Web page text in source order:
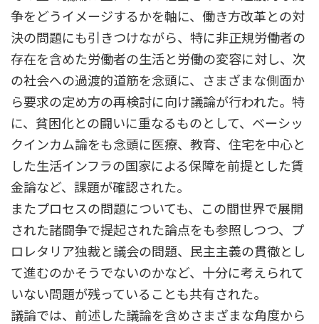
争をどうイメージするかを軸に、働き方改革との対
決の問題にも引きつけながら、特に非正規労働者の
存在を含めた労働者の生活と労働の変容に対し、次
の社会への過渡的道筋を念頭に、さまざまな側面か
ら要求の定め方の再検討に向け議論が行われた。特
に、貧困化との闘いに重なるものとして、ベーシッ
クインカム論をも念頭に医療、教育、住宅を中心と
した生活インフラの国家による保障を前提とした賃
金論など、課題が確認された。
またプロセスの問題についても、この間世界で展開
された諸闘争で提起された論点をも参照しつつ、プ
ロレタリア独裁と議会の問題、民主主義の貫徹とし
て進むのかそうでないのかなど、十分に考えられて
いない問題が残っていることも共有された。
議論では、前述した議論を含めさまざまな角度から